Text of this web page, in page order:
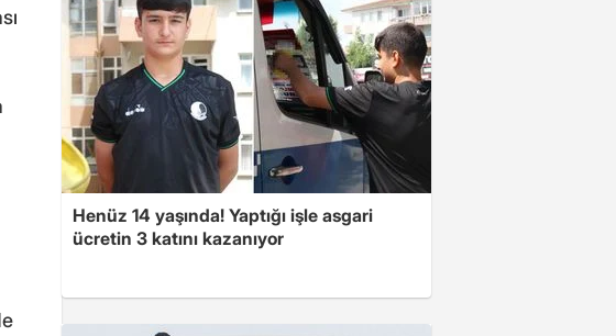
Henüz 14 yaşında! Yaptığı işle asgari
ücretin 3 katını kazanıyor